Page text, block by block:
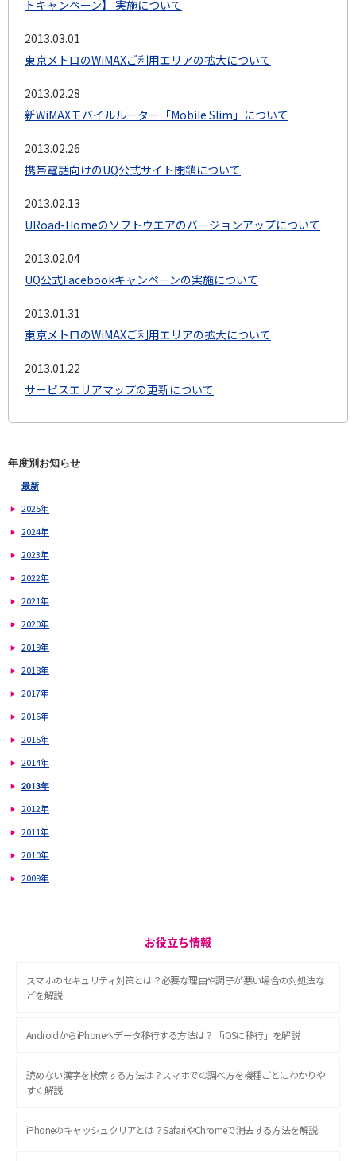
トキャンペーン】 実施について
2013.03.01
東京メトロのWiMAXご利用エリアの拡大について
2013.02.28
新WiMAXモバイルルーター「Mobile Slim」について
2013.02.26
携帯電話向けのUQ公式サイト閉鎖について
2013.02.13
URoad-Homeのソフトウエアのバージョンアップについて
2013.02.04
UQ公式Facebookキャンペーンの実施について
2013.01.31
東京メトロのWiMAXご利用エリアの拡大について
2013.01.22
サービスエリアマップの更新について
年度別お知らせ
最新
2025年
2024年
2023年
2022年
2021年
2020年
2019年
2018年
2017年
2016年
2015年
2014年
2013年
2012年
2011年
2010年
2009年
お役立ち情報
スマホのセキュリティ対策とは？必要な理由や調子が悪い場合の対処法な
どを解説
AndroidからiPhoneへデータ移行する方法は？「iOSに移行」を解説
読めない漢字を検索する方法は？スマホでの調べ方を機種ごとにわかりや
すく解説
iPhoneのキャッシュクリアとは？SafariやChromeで消去する方法を解説